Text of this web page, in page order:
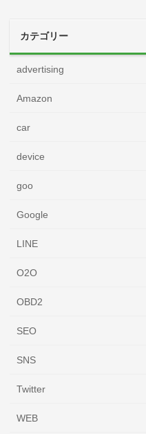
カテゴリー
advertising
Amazon
car
device
goo
Google
LINE
O2O
OBD2
SEO
SNS
Twitter
WEB